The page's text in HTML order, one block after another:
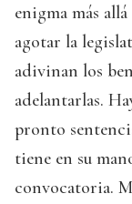
enigma más
agotar la
adivinan los
adelantarlas.
pronto
tiene en su
convocatoria.